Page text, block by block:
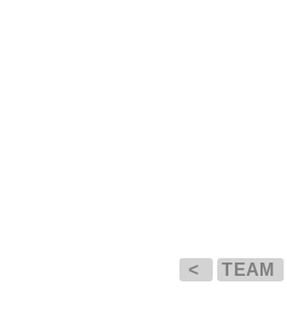
< TEAM